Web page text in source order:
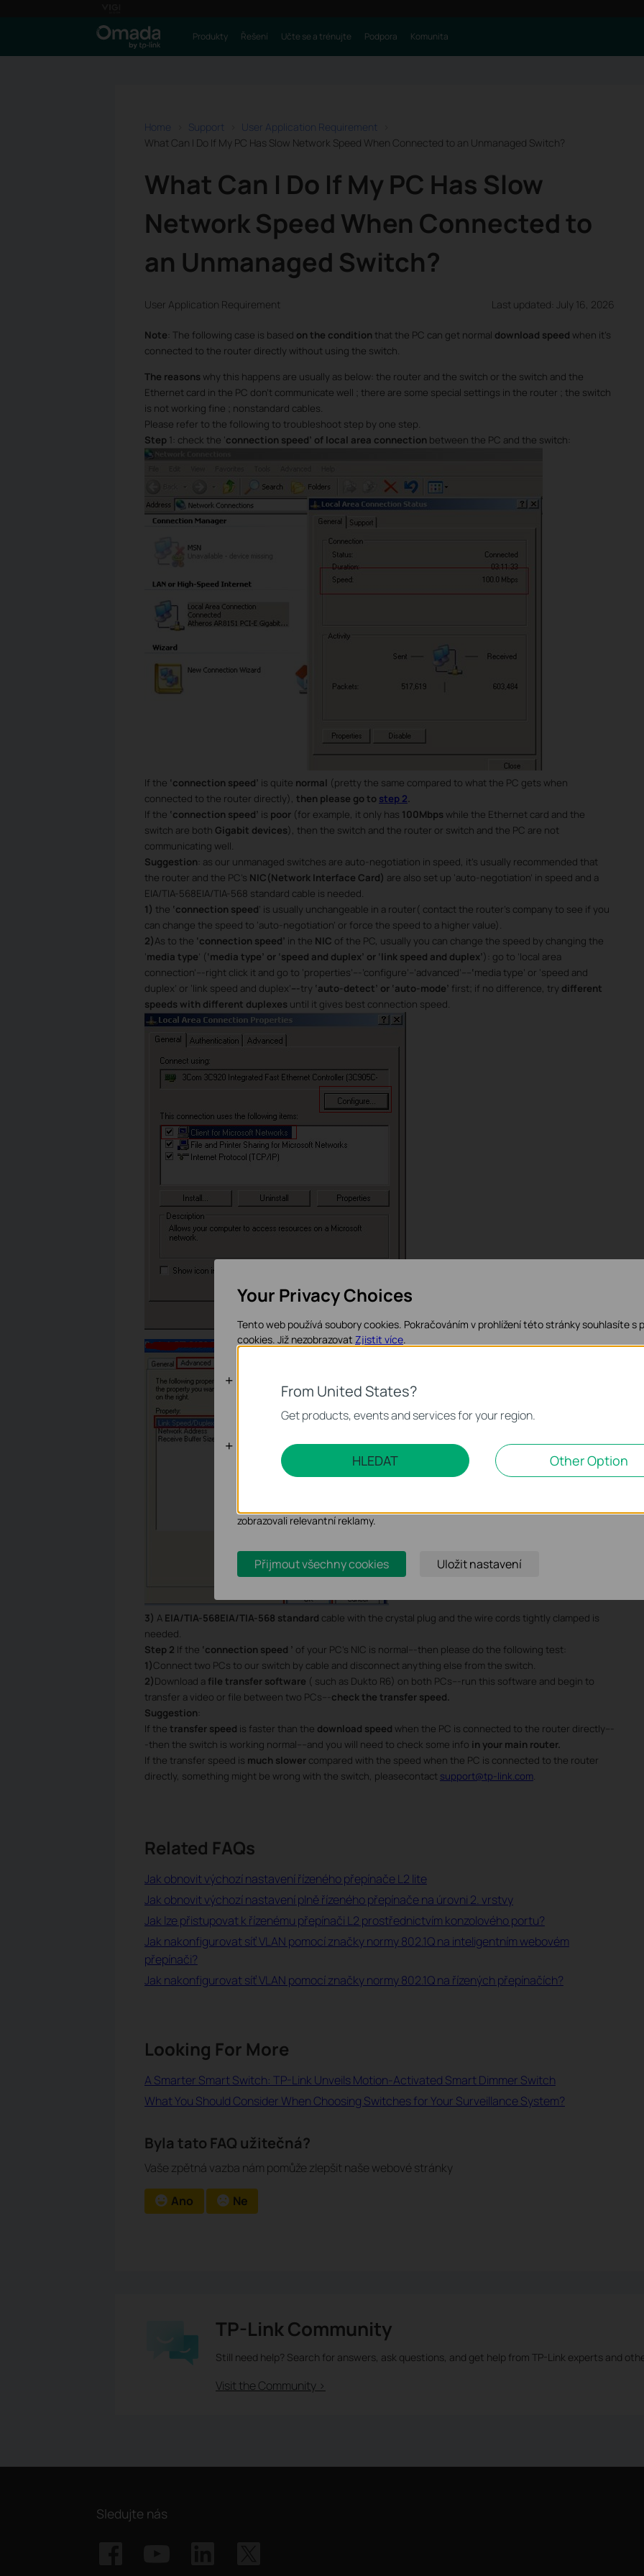
Produkty Řešení Učte se a trénujte Podpora Komunita
Home Support
User Application Requirement
What Can I Do If My PC Has Slow Network Speed When Connected to an Unmanaged Switch?
What Can I Do If My PC Has Slow
Network Speed When Connected to
an Unmanaged Switch?
User Application Requirement Last updated: July 16, 2026
Note : The following case is based on the condition that the PC can get normal download speed when it’s
connected to the router directly without using the switch.
The reasons why this happens are usually as below: the router and the switch or the switch and the
Ethernet card in the PC don’t communicate well ; there are some special settings in the router ; the switch
is not working fine ; nonstandard cables.
Please refer to the following to troubleshoot step by one step.
Step 1: check the ‘connection speed’ of local area connection between the PC and the switch:
If the ‘connection speed’ is quite normal (pretty the same compared to what the PC gets when
connected to the router directly), then please go to step 2.
If the ‘connection speed’ is poor (for example, it only has 100Mbps while the Ethernet card and the
switch are both Gigabit devices), then the switch and the router or switch and the PC are not
communicating well.
Suggestion : as our unmanaged switches are auto-negotiation in speed, it’s usually recommended that
the router and the PC’s NIC(Network Interface Card) are also set up ‘auto-negotiation’ in speed and a
EIA/TIA-568EIA/TIA-568 standard cable is needed.
1) the ‘connection speed’ is usually unchangeable in a router( contact the router’s company to see if you
can change the speed to ‘auto-negotiation’ or force the speed to a higher value).
2)As to the ‘connection speed’ in the NIC of the PC, usually you can change the speed by changing the
‘media type’ (‘media type’ or ‘speed and duplex’ or ‘link speed and duplex’): go to ’local area
connection’---right click it and go to ‘properties’---’configure’--’advanced’---- ‘media type’ or ‘speed and
duplex’ or ‘link speed and duplex’---try ‘auto-detect’ or ‘auto-mode’ first; if no difference, try different
speeds with different duplexes until it gives best connection speed.
3) A EIA/TIA-568EIA/TIA-568 standard cable with the crystal plug and the wire cords tightly clamped is
needed.
Step 2 If the ‘connection speed ’ of your PC’s NIC is normal---then please do the following test:
1)Connect two PCs to our switch by cable and disconnect anything else from the switch.
2)Download a file transfer software ( such as Dukto R6) on both PCs---run this software and begin to
transfer a video or file between two PCs--- check the transfer speed.
Suggestion
If the transfer speed is faster than the download speed when the PC is connected to the router directly---
-then the switch is working normal----and you will need to check some info in your main router.
If the transfer speed is much slower compared with the speed when the PC is connected to the router
directly, something might be wrong with the switch, pleasecontact support@tp-link.com.
Related FAQs
Jak obnovit výchozí nastavení řízeného přepínače L2 lite
Jak obnovit výchozí nastavení plně řízeného přepínače na úrovni 2. vrstvy
Jak lze přistupovat k řízenému přepínači L2 prostřednictvím konzolového portu?
Jak nakonfigurovat síť VLAN pomocí značky normy 802.1Q na inteligentním webovém
přepínači?
Jak nakonfigurovat síť VLAN pomocí značky normy 802.1Q na řízených přepínačích?
Looking For More
A Smarter Smart Switch: TP-Link Unveils Motion-Activated Smart Dimmer Switch
What You Should Consider When Choosing Switches for Your Surveillance System?
Byla tato FAQ užitečná?
Vaše zpětná vazba nám pomůže zlepšit naše webové stránky
Ano Ne
TP-Link Community
Still need help? Search for answers, ask questions, and get help from TP-Link experts and
Visit the Community >
Sledujte nás
From United States?
Get products, events and services for your region.
HLEDAT Other Option
Your Privacy Choices
Tento web používá soubory cookies. Pokračováním v prohlížení této stránky souhlasíte s
cookies. Již nezobrazovat Zjistit více.
Analytické a marketingové cookies
Soubory cookie pro nám umožňují analyzovat vaše aktivity na našich webových stránkách
zobrazovali relevantní reklamy.
Přijmout všechny cookies Uložit nastavení